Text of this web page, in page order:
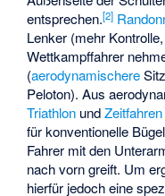
entsprechen.[2]
Lenker (mehr
Wettkampffahrer
(aerodynamischere
Peloton). Aus
Triathlon undZeitfahren
für konventionelle
Fahrer mit den
nach vorn greift. Um
hierfür jedoch eine